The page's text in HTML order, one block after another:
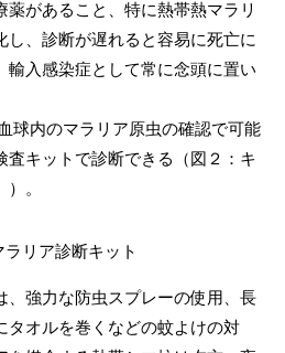
薬があること、特に熱帯熱マラリ
し、診断が遅れると容易に死亡に
輸入感染症として常に念頭に置い
内のマラリア原虫の確認で可能
査キットで診断できる（図２：キ
。
リア診断キット
強力な防虫スプレーの使用、長
タオルを巻くなどの蚊よけの対